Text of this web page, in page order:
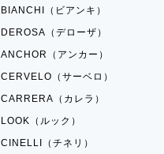
BIANCHI（ビアンキ）
DEROSA（デローザ）
ANCHOR（アンカー）
CERVELO（サーベロ）
CARRERA（カレラ）
LOOK（ルック）
CINELLI（チネリ）